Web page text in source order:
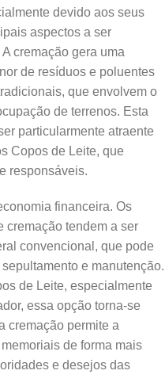
devido aos seus
aspectos a ser
cremação gera uma
de resíduos e poluentes
que envolvem o
de terrenos. Esta
particularmente atraente
Copos de Leite, que
responsáveis.
financeira. Os
cremação tendem a ser
convencional, que pode
e manutenção.
de Leite, especialmente
essa opção torna-se
cremação permite a
de forma mais
e desejos das